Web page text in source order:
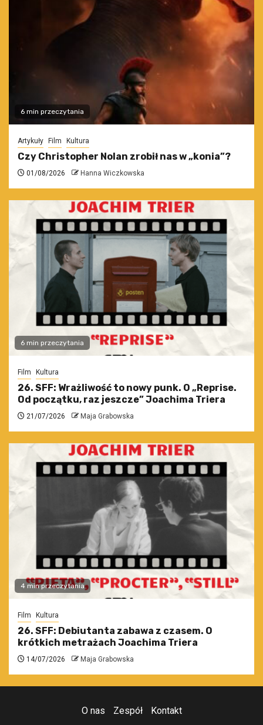
6 min przeczytania
Artykuły Film Kultura
Czy Christopher Nolan zrobił nas w „konia”?
01/08/2026 Hanna Wiczkowska
6 min przeczytania
Film Kultura
26. SFF: Wrażliwość to nowy punk. O „Reprise.
Od początku, raz jeszcze” Joachima Triera
21/07/2026 Maja Grabowska
4 min przeczytania
Film Kultura
26. SFF: Debiutanta zabawa z czasem. O
krótkich metrażach Joachima Triera
14/07/2026 Maja Grabowska
O nas Zespół Kontakt